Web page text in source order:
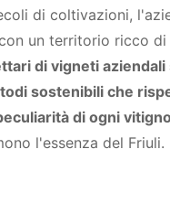
di coltivazioni,
un territorio ricco
di vigneti aziendali
sostenibili che
di ogni vitigno
l'essenza del Friuli.